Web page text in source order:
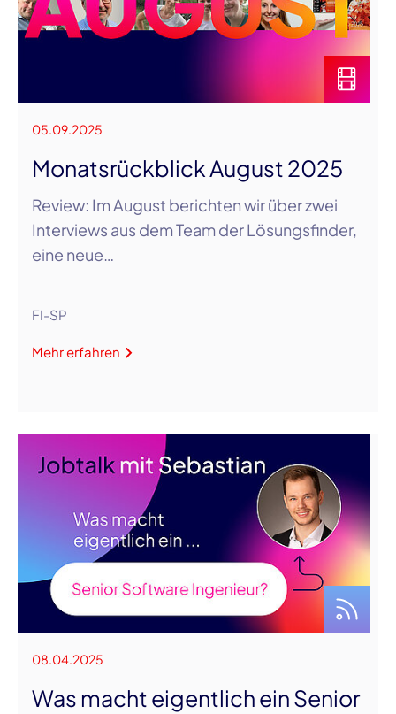
05.09.2025
Monatsrückblick August 2025
Review: Im August berichten wir über zwei
Interviews aus dem Team der Lösungsfinder,
eine neue…
FI-SP
Mehr erfahren
08.04.2025
Was macht eigentlich ein Senior